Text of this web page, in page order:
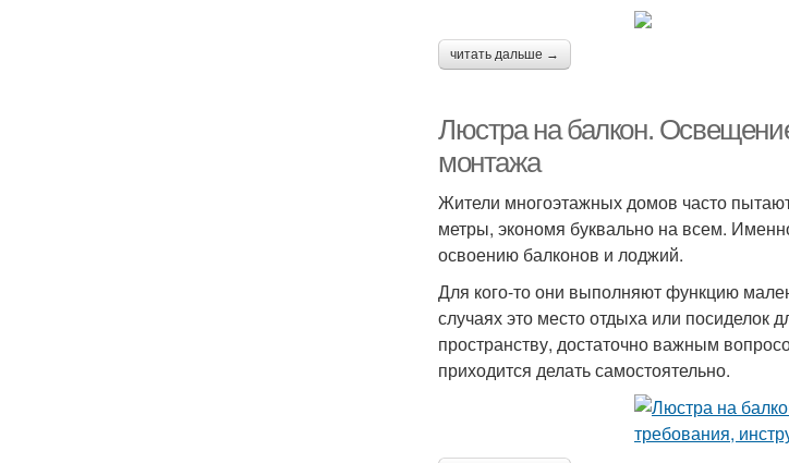
читать дальше →
Люстра на балкон.
монтажа
Жители многоэтажных домов часто
метры, экономя буквально на всем.
освоению балконов и лоджий.
Для кого-то они выполняют функцию
случаях это место отдыха или посиделок
пространству, достаточно важным
приходится делать самостоятельно.